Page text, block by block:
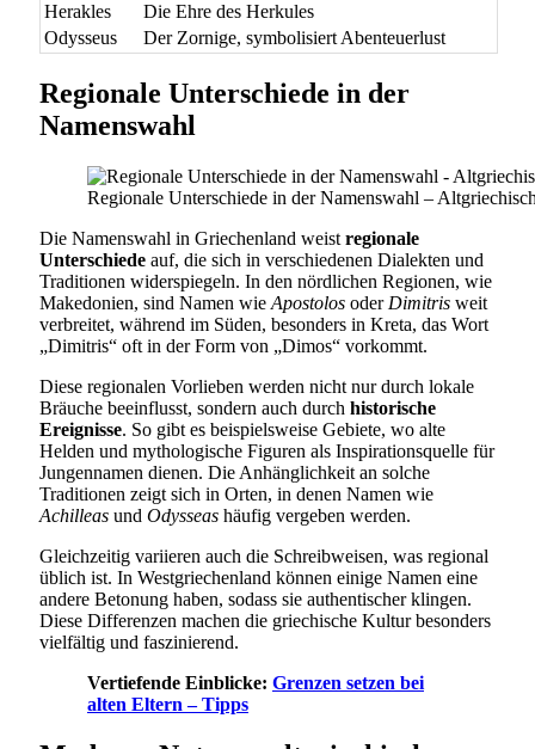
Herakles
Die Ehre des Herkules
Odysseus
Der Zornige, symbolisiert Abenteuerlust
Regionale Unterschiede in der
Namenswahl
Regionale Unterschiede in der Namenswahl –
Die Namenswahl in Griechenland weist regionale
Unterschiede auf, die sich in verschiedenen Dialekten und
Traditionen widerspiegeln. In den nördlichen Regionen, wie
Makedonien, sind Namen wie Apostolos oder Dimitris weit
verbreitet, während im Süden, besonders in Kreta, das Wort
„Dimitris“ oft in der Form von „Dimos“ vorkommt.
Diese regionalen Vorlieben werden nicht nur durch lokale
Bräuche beeinflusst, sondern auch durch historische
Ereignisse. So gibt es beispielsweise Gebiete, wo alte
Helden und mythologische Figuren als Inspirationsquelle für
Jungennamen dienen. Die Anhänglichkeit an solche
Traditionen zeigt sich in Orten, in denen Namen wie
Achilleas und Odysseas häufig vergeben werden.
Gleichzeitig variieren auch die Schreibweisen, was regional
üblich ist. In Westgriechenland können einige Namen eine
andere Betonung haben, sodass sie authentischer klingen.
Diese Differenzen machen die griechische Kultur besonders
vielfältig und faszinierend.
Vertiefende Einblicke: Grenzen setzen bei
alten Eltern – Tipps